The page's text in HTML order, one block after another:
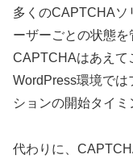
多くのCAPTCHAソ
ーザーごとの状態
CAPTCHAはあえて
WordPress環境では
ションの開始タイミ
代わりに、